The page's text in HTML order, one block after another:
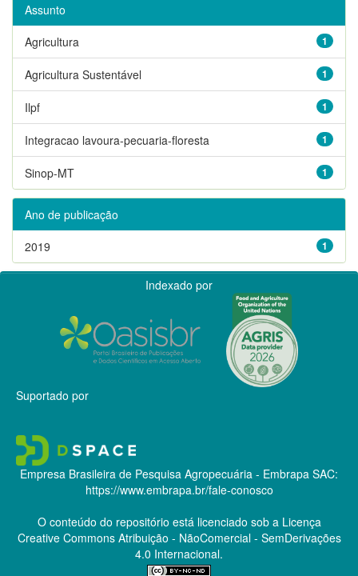
Assunto
1
Agricultura
1
Agricultura Sustentável
1
Ilpf
1
Integracao lavoura-pecuaria-floresta
1
Sinop-MT
Ano de publicação
1
2019
Indexado por
Suportado por
Empresa Brasileira de Pesquisa Agropecuária - Embrapa SAC:
https://www.embrapa.br/fale-conosco
O conteúdo do repositório está licenciado sob a Licença
Creative CommonsAtribuição - NãoComercial - SemDerivações
4.0 Internacional.